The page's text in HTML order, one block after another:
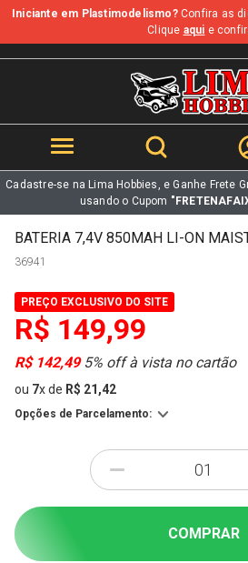
b
Iniciante em Plastimodelismo?Confira as
Clique aqui e
Cadastre-se na Lima Hobbies, e Ganhe Frete
usando o Cupom
BATERIA 7,4V 850MAH LI-ON
36941
PREÇO EXCLUSIVO DO SITE
R$ 149,99
R$ 142,495% off à vista no cartão
ou 7xde R$ 21,42
Opções de Parcelamento:
-
COMPRAR